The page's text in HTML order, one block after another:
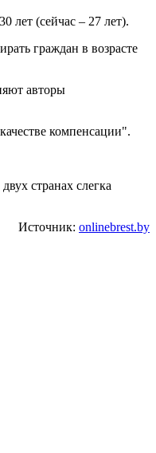
лет (сейчас – 27 лет).
граждан в возрасте
авторы
компенсации".
странах слегка
Источник: onlinebrest.by